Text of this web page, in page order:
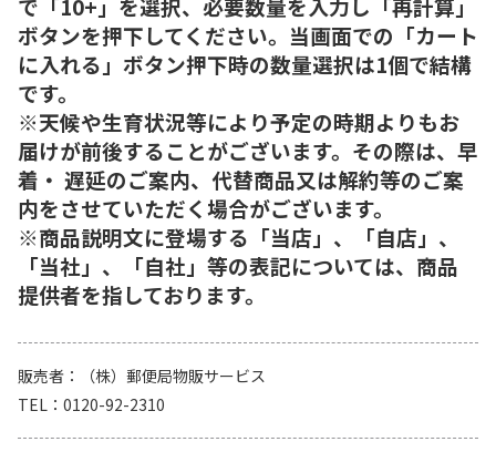
ボタンを押下してください。当画面での「カート
に入れる」ボタン押下時の数量選択は1個で結構
です。
※天候や生育状況等により予定の時期よりもお
届けが前後することがございます。その際は、早
着・ 遅延のご案内、代替商品又は解約等のご案
内をさせていただく場合がございます。
※商品説明文に登場する「当店」、「自店」、
「当社」、「自社」等の表記については、商品
提供者を指しております。
販売者
（株）郵便局物販サービス
TEL
0120-92-2310